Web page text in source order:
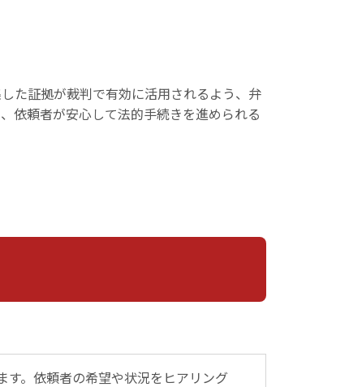
た証拠が裁判で有効に活用されるよう、弁
依頼者が安心して法的手続きを進められる
。依頼者の希望や状況をヒアリング